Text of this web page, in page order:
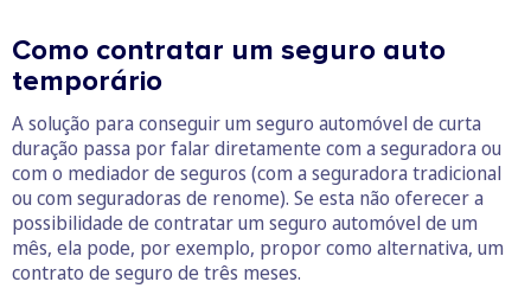
Como contratar um seguro auto
temporário
A solução para conseguir um seguro automóvel de curta
duração passa por falar diretamente com a seguradora ou
com o mediador de seguros (com a seguradora tradicional
ou com seguradoras de renome). Se esta não oferecer a
possibilidade de contratar um seguro automóvel de um
mês, ela pode, por exemplo, propor como alternativa, um
contrato de seguro de três meses.